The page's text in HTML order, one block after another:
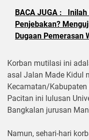
BACA JUGA :
Inilah
Penjebakan?
Dugaan Pemerasan
Korban mutilasi ini
asal Jalan Made Kidul
Kecamatan/
Pacitan ini lulusan
Bangkalan jurusan
Namun, sehari-hari